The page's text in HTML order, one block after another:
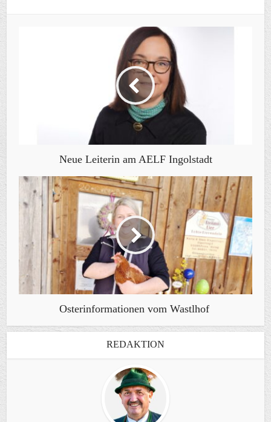
Neue Leiterin am AELF Ingolstadt
Osterinformationen vom Wastlhof
REDAKTION